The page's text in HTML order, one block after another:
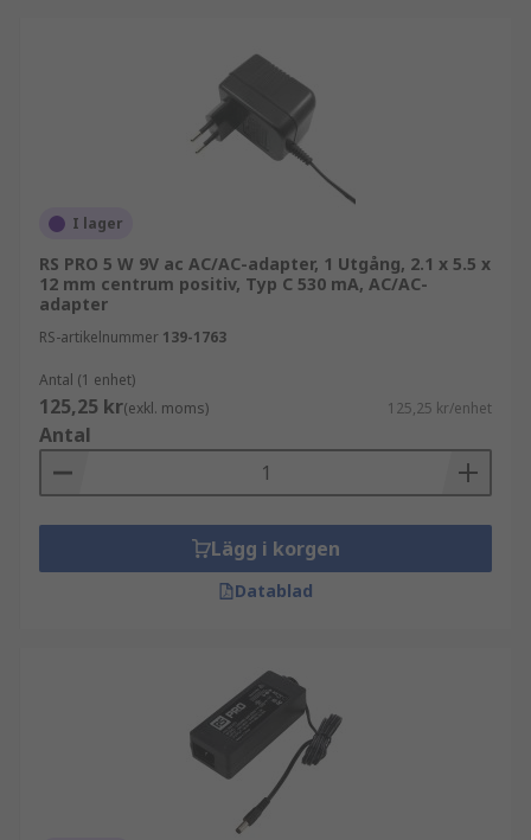
I lager
RS PRO 5 W 9V ac AC/AC-adapter, 1 Utgång, 2.1 x 5.5 x
12 mm centrum positiv, Typ C 530 mA, AC/AC-
adapter
RS-artikelnummer 139-1763
Antal (1 enhet)
125,25 kr(exkl. moms) 125,25 kr/enhet
Antal
Lägg i korgen
Datablad